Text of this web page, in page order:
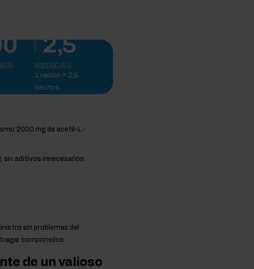
2,5
MEDIDAS
1 ración = 2,5
cacitos
2000 mg de acetil-L-
sin aditivos innecesarios.
sin problemas del
comprimidos.
de un valioso